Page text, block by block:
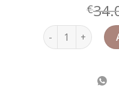
€
matrioska